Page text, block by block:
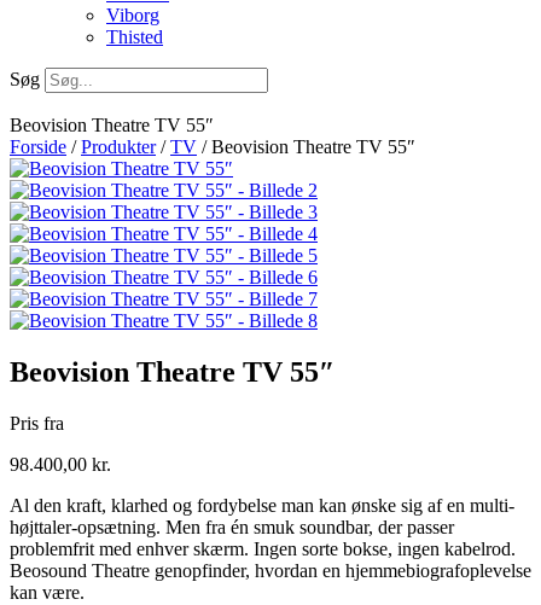
Viborg
Thisted
Søg
Beovision Theatre TV 55″
Forside /Produkter/TV / Beovision Theatre TV 55″
Beovision Theatre TV 55″
Pris fra
98.400,00 kr.
Al den kraft, klarhed og fordybelse man kan ønske sig af ​​en multi-
højttaler-opsætning. Men fra én smuk soundbar, der passer
problemfrit med enhver skærm. Ingen sorte bokse, ingen kabelrod.
Beosound Theatre genopfinder, hvordan en hjemmebiografoplevelse
kan være.